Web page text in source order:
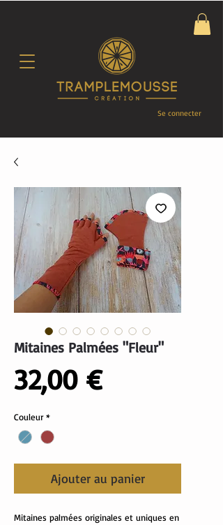
Se connecter
Mitaines Palmées "Fleur"
32,00 €Prix
Couleur *
Ajouter au panier
Mitaines palmées originales et uniques en